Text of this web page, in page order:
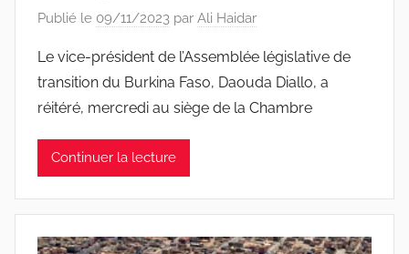
Publié le 09/11/2023 par Ali Haidar
Le vice-président de l’Assemblée législative de
transition du Burkina Faso, Daouda Diallo, a
réitéré, mercredi au siège de la Chambre
Continuer la lecture